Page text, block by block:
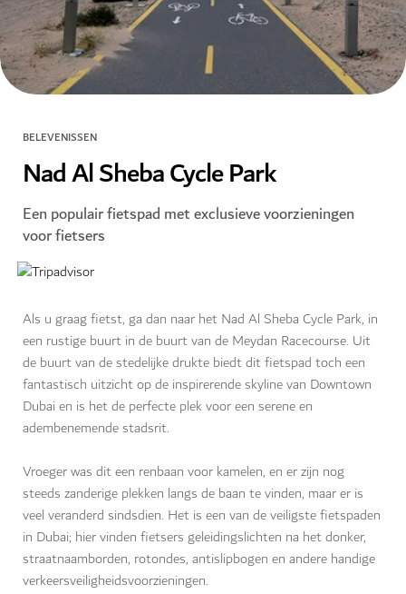
BELEVENISSEN
Nad Al Sheba Cycle Park
Een populair fietspad met exclusieve voorzieningen
voor fietsers
Als u graag fietst, ga dan naar het Nad Al Sheba Cycle Park, in
een rustige buurt in de buurt van de Meydan Racecourse. Uit
de buurt van de stedelijke drukte biedt dit fietspad toch een
fantastisch uitzicht op de inspirerende skyline van Downtown
Dubai en is het de perfecte plek voor een serene en
adembenemende stadsrit.
Vroeger was dit een renbaan voor kamelen, en er zijn nog
steeds zanderige plekken langs de baan te vinden, maar er is
veel veranderd sindsdien. Het is een van de veiligste fietspaden
in Dubai; hier vinden fietsers geleidingslichten na het donker,
straatnaamborden, rotondes, antislipbogen en andere handige
verkeersveiligheidsvoorzieningen.